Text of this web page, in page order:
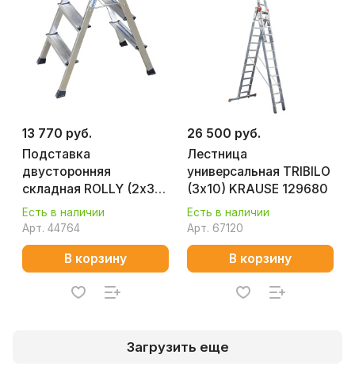
13 770 руб.
Подставка
двусторонняя
складная ROLLY (2х3)
KRAUSE 130068
Есть в наличии
Арт. 44764
В корзину
26 500 руб.
Лестница
универсальная TRIBILO
(3х10) KRAUSE 129680
Есть в наличии
Арт. 67120
В корзину
Загрузить еще